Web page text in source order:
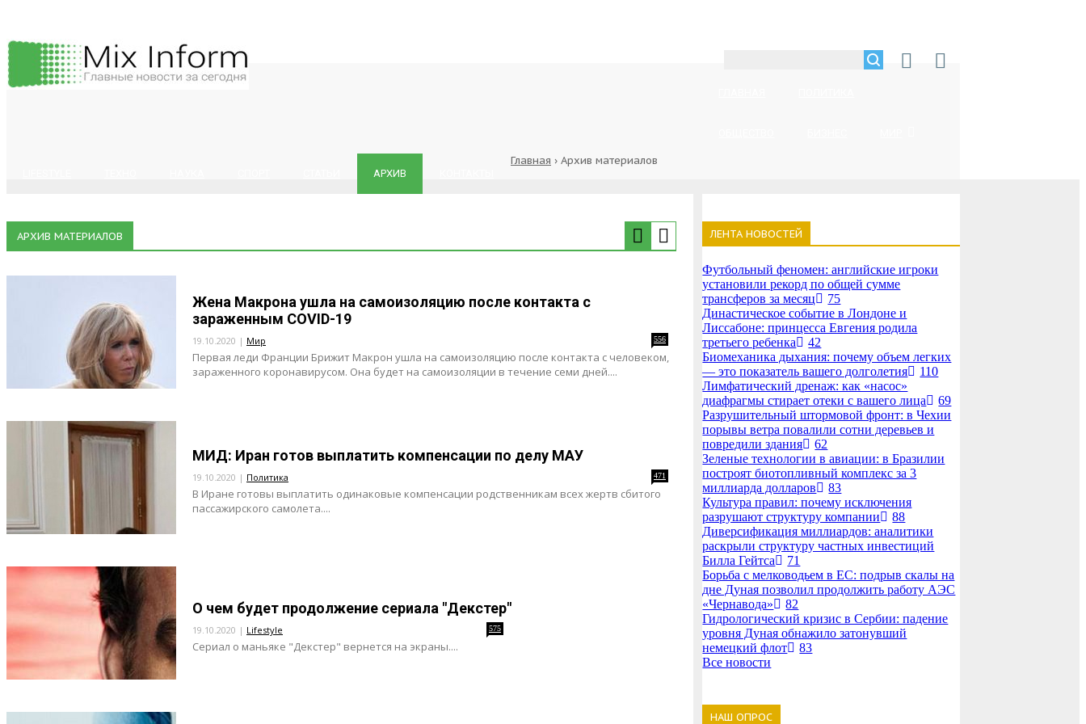
АРХИВ
Главная › Архив материалов
АРХИВ МАТЕРИАЛОВ
Жена Макрона ушла на самоизоляцию после контакта с
зараженным COVID-19
19.10.2020 | Мир 556
Первая леди Франции Брижит Макрон ушла на самоизоляцию после контакта с человеком,
зараженного коронавирусом. Она будет на самоизоляции в течение семи дней....
МИД: Иран готов выплатить компенсации по делу МАУ
19.10.2020 | Политика 471
В Иране готовы выплатить одинаковые компенсации родственникам всех жертв сбитого
пассажирского самолета....
О чем будет продолжение сериала "Декстер"
19.10.2020 | Lifestyle 575
Сериал о маньяке "Декстер" вернется на экраны....
ЛЕНТА НОВОСТЕЙ
Футбольный феномен: английские игроки
установили рекорд по общей сумме
трансферов за месяц
75
Династическое событие в Лондоне и
Лиссабоне: принцесса Евгения родила
третьего ребенка
42
Биомеханика дыхания: почему объем легких
— это показатель вашего долголетия
110
Лимфатический дренаж: как «насос»
диафрагмы стирает отеки с вашего лица
69
Разрушительный штормовой фронт: в Чехии
порывы ветра повалили сотни деревьев и
повредили здания
62
Зеленые технологии в авиации: в Бразилии
построят биотопливный комплекс за 3
миллиарда долларов
83
Культура правил: почему исключения
разрушают структуру компании
88
Диверсификация миллиардов: аналитики
раскрыли структуру частных инвестиций
Билла Гейтса
71
Борьба с мелководьем в ЕС: подрыв скалы на
дне Дуная позволил продолжить работу АЭС
«Чернавода»
82
Гидрологический кризис в Сербии: падение
уровня Дуная обнажило затонувший
немецкий флот
83
Все новости
НАШ ОПРОС